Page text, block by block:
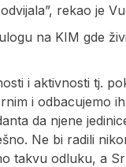
rekao je
na KIM gde
i aktivnosti tj.
i odbacujemo
da njene
Ne bi radili
takvu odluku, a